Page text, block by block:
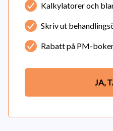
Kalkylatorer och
Skriv ut
Rabatt på PM-
JA,